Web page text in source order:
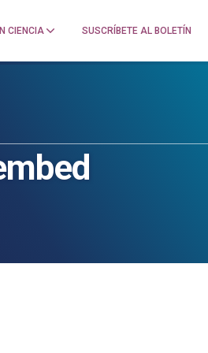
CIENCIA SUSCRÍBETE AL BOLETÍN